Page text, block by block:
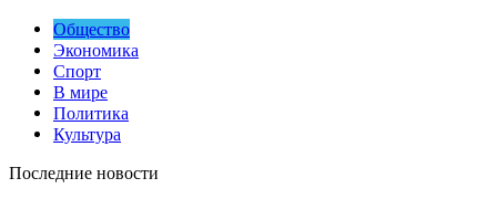
Общество
Экономика
Спорт
В мире
Политика
Культура
Последние новости